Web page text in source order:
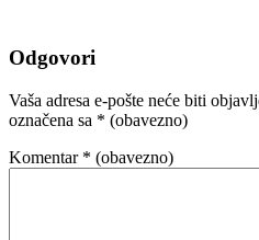
Odgovori
Vaša adresa e-pošte neće biti
označena sa * (obavezno)
Komentar * (obavezno)